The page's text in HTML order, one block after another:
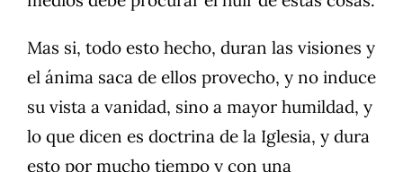
Mas si, todo esto hecho, duran las visiones y
el ánima saca de ellos provecho, y no induce
su vista a vanidad, sino a mayor humildad, y
lo que dicen es doctrina de la Iglesia, y dura
esto por mucho tiempo y con una